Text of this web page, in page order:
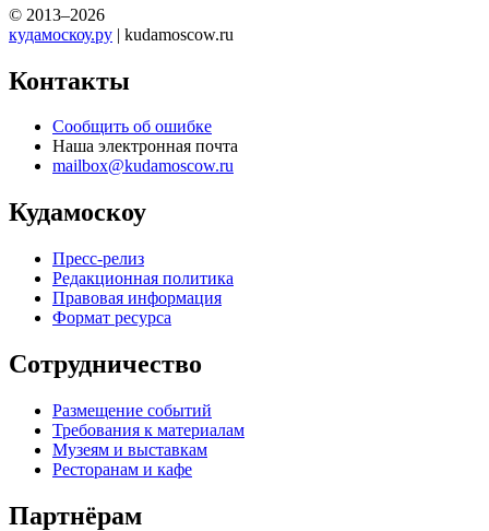
© 2013–2026
кудамоскоу.ру | kudamoscow.ru
Контакты
Сообщить об ошибке
Наша электронная почта
mailbox@kudamoscow.ru
Кудамоскоу
Пресс-релиз
Редакционная политика
Правовая информация
Формат ресурса
Сотрудничество
Размещение событий
Требования к материалам
Музеям и выставкам
Ресторанам и кафе
Партнёрам